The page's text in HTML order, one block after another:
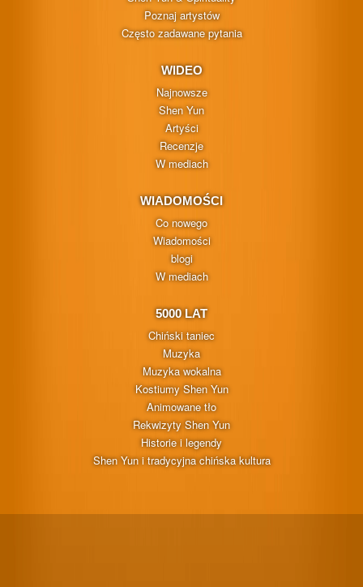
Poznaj artystów
Często zadawane pytania
WIDEO
Najnowsze
Shen Yun
Artyści
Recenzje
W mediach
WIADOMOŚCI
Co nowego
Wiadomości
blogi
W mediach
5000 LAT
Chiński taniec
Muzyka
Muzyka wokalna
Kostiumy Shen Yun
Animowane tło
Rekwizyty Shen Yun
Historie i legendy
Shen Yun i tradycyjna chińska kultura